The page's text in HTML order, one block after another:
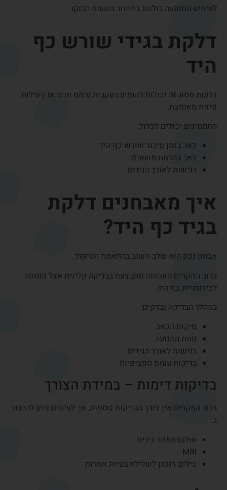
ברוב המקרים האבחנה מתבצעת בבדיקה קלינית אצל מומחה
במהלך הבדיקה נבדקים:
מיקום הכאב
טווח התנועה
בדיקות עומס ספציפיות
בדיקות דימות – במידת הצורך
אולטרסאונד גידים
צילום רנטגן לשלילת בעיות אחרות
דלקת בגיד או תסמונת
התעלה הקרפלית?
לעיתים אנשים מתבלבלים בין דלקת בגידים לביןתסמונת התעלה
הקרפלית .
למרות ששני המצבים גורמים לכאב בכף היד – מדובר בבעיות
שונות.
דלקת בגיד
כאב מקומי לאורך הגיד
מחמיר בתנועה או מאמץ
רגישות בנקודה מסוימת
תסמונת התעלה הקרפלית
נימול או הירדמות באצבעות
תחושת זרמים בכף היד
החמרה בלילה